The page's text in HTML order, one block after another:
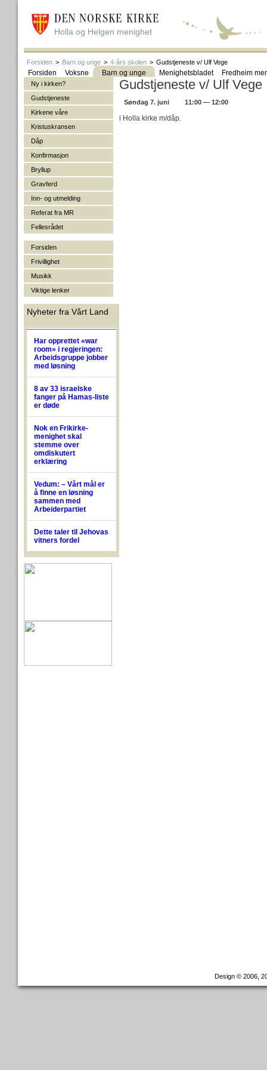
Holla og Helgen menighet
Forsiden > Barn og unge > 4-års skolen > Gudstjeneste v/ Ulf Vege
Forsiden Voksne Barn og unge Menighetsbladet Fredheim
Ny i kirken?
Gudstjeneste
Kirkene våre
Kristuskransen
Dåp
Konfirmasjon
Bryllup
Gravferd
Inn- og utmelding
Referat fra MR
Fellesrådet
Forsiden
Frivillighet
Musikk
Viktige lenker
Nyheter fra Vårt Land
Har opprettet «war
room» i regjeringen:
Arbeidsgruppe jobber
med løsning
8 av 33 israelske
fanger på Hamas-liste
er døde
Nok en Frikirke-
menighet skal
stemme over
omdiskutert
erklæring
Vedum: – Vårt mål er
å finne en løsning
sammen med
Arbeiderpartiet
Dette taler til Jehovas
vitners fordel
Gudstjeneste v/ Ulf Vege
Søndag 7. juni 11:00 — 12:00
i Holla kirke m/dåp.
Design © 2006,